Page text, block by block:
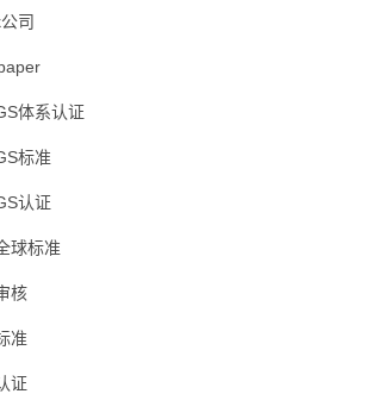
司
体系认证
标准
认证
球标准
核
准
证